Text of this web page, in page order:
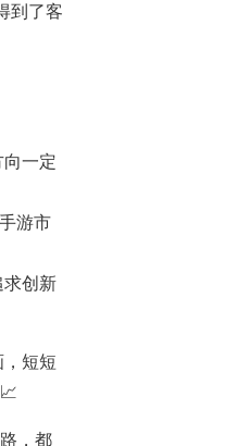
到了客
向一定
游市
求创新
短短
，都